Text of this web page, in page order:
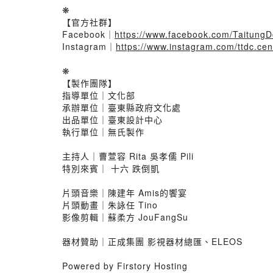
❋
【官方社群】​
Facebook｜ https://www.facebook.com/
Instagram｜ https://www.instagram.com/
❋
【製作團隊】​
指導單位｜文化部​
承辦單位｜臺東縣政府文化處​
出品單位｜臺東設計中心​
執行單位｜無氏製作​
主持人｜曹萱容 Rita 吳孝儒 Pili​
特別來賓｜ ​十六 跌倒凱
片頭音樂｜陳建年 Amis的饗宴​
片頭動畫｜朱詠任 Tino​
影像剪輯｜蘇柔方 JouFangSu
器材贊助｜正成集團 影視器材總匯、ELEOS​
Powered by Firstory Hosting